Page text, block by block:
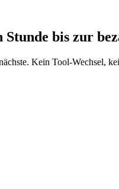
Stunde bis zur
Kein Tool-Wechsel,